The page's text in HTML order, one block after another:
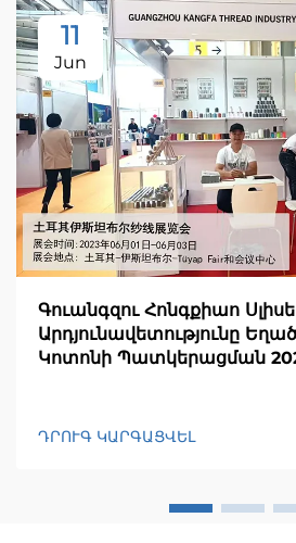
11
Jun
Գուանգզու Հոնգքիաո
Արդյունավետությունը
Կոտոնի Պատկերացման
ԴՐՈՒԳ ԿԱՐԳԱՑՎԵԼ